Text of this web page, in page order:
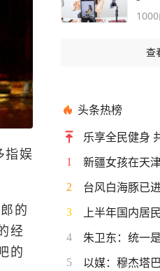
指娱
的
经
的
1000
查
头条热榜
乐享全民健身
1 新疆女孩在天
2 台风白海豚已
3 上半年国内居
4 朱卫东：统一
5 以媒：穆杰塔